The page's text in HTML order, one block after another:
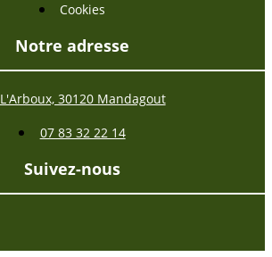
Cookies
Notre adresse
L'Arboux, 30120 Mandagout
07 83 32 22 14
Suivez-nous